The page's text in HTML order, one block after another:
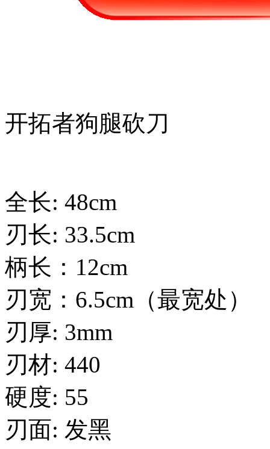
开拓者狗腿砍刀
全长: 48cm
刃长: 33.5cm
柄长：12cm
刃宽：6.5cm（最宽处）
刃厚: 3mm
刃材: 440
硬度: 55
刃面: 发黑